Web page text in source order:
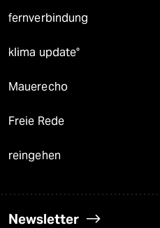
fernverbindung
klima update°
Mauerecho
Freie Rede
reingehen
Newsletter